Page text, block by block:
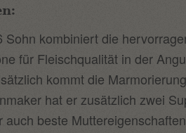
kombiniert die
für Fleischqualität in der
kommt die
hat er zusätzlich zwei
beste